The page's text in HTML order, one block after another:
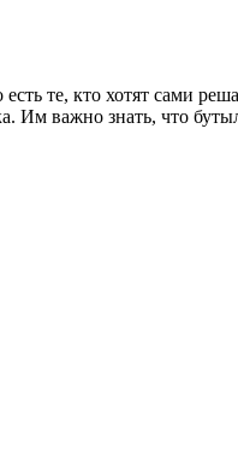
те, кто хотят сами
Им важно знать, что